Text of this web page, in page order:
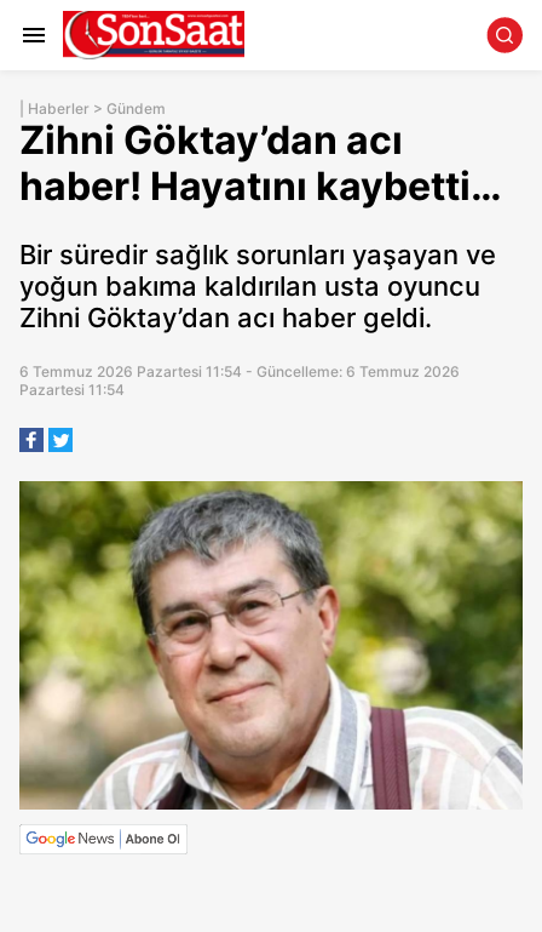
Haberler > Gündem
Zihni Göktay’dan acı
haber! Hayatını kaybetti…
Bir süredir sağlık sorunları yaşayan ve
yoğun bakıma kaldırılan usta oyuncu
Zihni Göktay’dan acı haber geldi.
6 Temmuz 2026 Pazartesi 11:54 - Güncelleme: 6 Temmuz 2026
Pazartesi 11:54